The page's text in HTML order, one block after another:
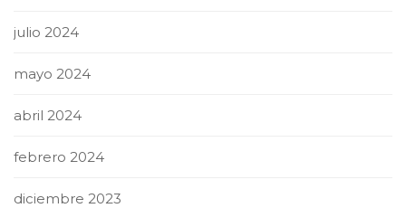
julio 2024
mayo 2024
abril 2024
febrero 2024
diciembre 2023